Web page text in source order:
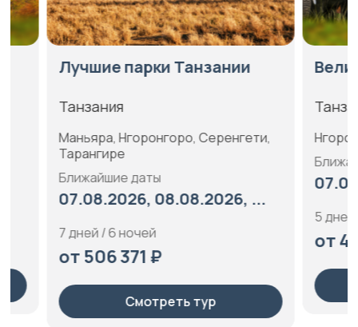
Лучшие парки Танзании
Танзания
Маньяра, Нгоронгоро, Серенгети,
Тарангире
Ближайшие даты
07.08.2026, 08.08.2026, ...
7 дней / 6 ночей
от 506 371 ₽
Смотреть тур
Танзания
Ближайшие
5 дней / 4
от 402